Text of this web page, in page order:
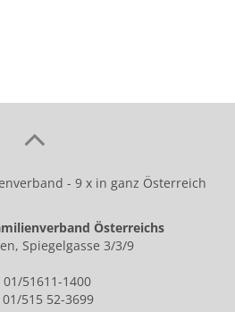
- 9 x in ganz Österreich
Österreichs
Spiegelgasse 3/3/9
01/51611-1400
01/515 52-3699